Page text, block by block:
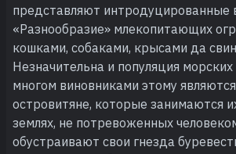
представляют интродуцированные
«Разнообразие» млекопитающих
кошками, собаками, крысами да
Незначительна и популяция
многом виновниками этому
островитяне, которые занимаются
землях, не потревоженных
обустраивают свои гнезда